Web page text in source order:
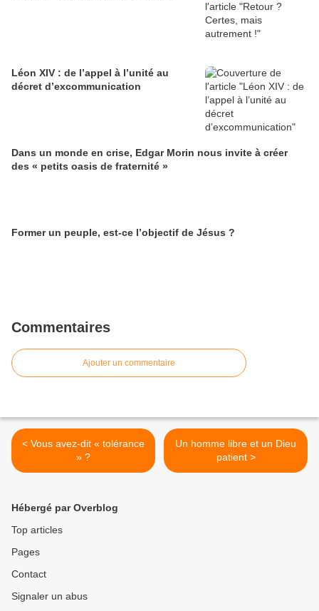
Léon XIV : de l’appel à l’unité au
décret d’excommunication
Dans un monde en crise, Edgar Morin nous invite à créer
des « petits oasis de fraternité »
Former un peuple, est-ce l’objectif de Jésus ?
Commentaires
Ajouter un commentaire
< Vous avez-dit « tolérance
» ?
Un homme libre et un Dieu
patient >
Hébergé par Overblog
Top articles
Pages
Contact
Signaler un abus